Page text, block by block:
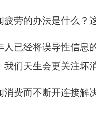
疲劳的办法是什么？
人已经将误导性信息
我们天生会更关注坏
消费而不断开连接解